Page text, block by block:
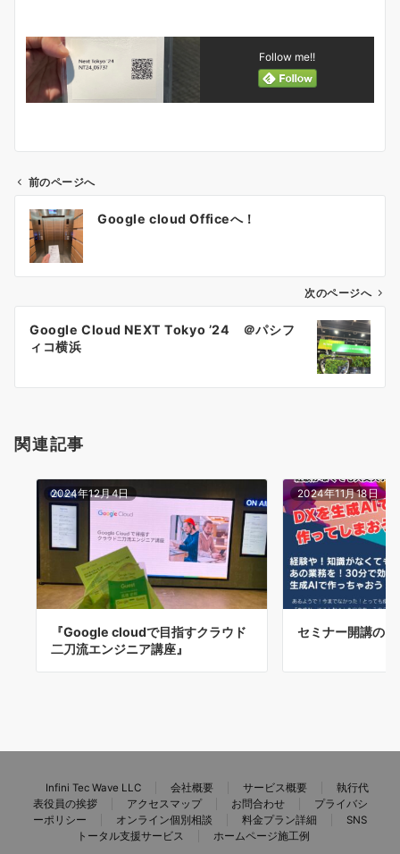
Follow me!!
ン
前のページへ
Google cloud Officeへ！
次のページへ
Google Cloud NEXT Tokyo ’24 ＠パシフ
ィコ横浜
関連記事
2024年12月4日
『Google cloudで目指すクラウド
二刀流エンジニア講座』
2024年11月18日
セミナー開講の
Infini Tec Wave LLC 会社概要 サービス概要
執行代
表役員の挨拶
アクセスマップ お問合わせ
プライバシ
ーポリシー
オンライン個別相談 料金プラン詳細
SNS
トータル支援サービス
ホームページ施工例